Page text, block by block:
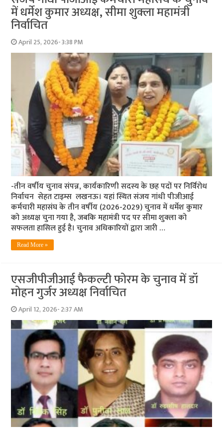
में धर्मेश कुमार अध्यक्ष, सीमा शुक्ला महामंत्री
निर्वाचित
April 25, 2026- 3:38 PM
-तीन वर्षीय चुनाव संपन्न, कार्यकारिणी सदस्य के छह पदों पर निर्विरोध
निर्वाचन सेहत टाइम्स लखनऊ। यहां स्थित संजय गांधी पीजीआई
कर्मचारी महासंघ के तीन वर्षीय (2026-2029) चुनाव में धर्मेश कुमार
को अध्यक्ष चुना गया है, जबकि महामंत्री पद पर सीमा शुक्ला को
सफलता हासिल हुई है। चुनाव अधिकारियों द्वारा जारी …
Read More »
एसजीपीजीआई फैकल्टी फोरम के चुनाव में डॉ
मोहन गुर्जर अध्यक्ष निर्वाचित
April 12, 2026- 2:37 AM